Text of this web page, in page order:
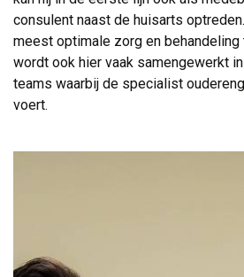
consulent naast de huisarts
meest optimale zorg en behandeling
wordt ook hier vaak samengewerkt
teams waarbij de specialist
voert.